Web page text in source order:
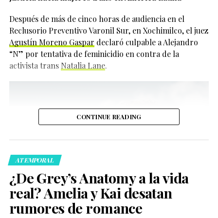
impacto positivo.
“He podido vivir siendo
yo misma durante
mucho tiempo y me
piel. Quiero que otras
personas también
puedan sentir esa
comodidad”, expresó.
Actualmente, Cynthia Erivo también protagoniza una
producción teatral de Draculaen el West End de
Londres, donde interpreta no solo al personaje
156
Compartir
Sin embargo, su historia no fue sencilla. Tierney reveló
Después de más de cinco horas de audiencia en el
Reclusorio Preventivo Varonil Sur, en Xochimilco, el juez
Agustín Moreno Gaspar declaró culpable a Alejandro
“N” por tentativa de feminicidio en contra de la
activista trans Natalia Lane.
CONTINUE READING
ATEMPORAL
¿De Grey’s Anatomy a la vida
real? Amelia y Kai desatan
rumores de romance